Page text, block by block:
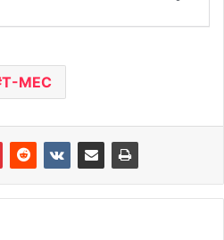
T-MEC